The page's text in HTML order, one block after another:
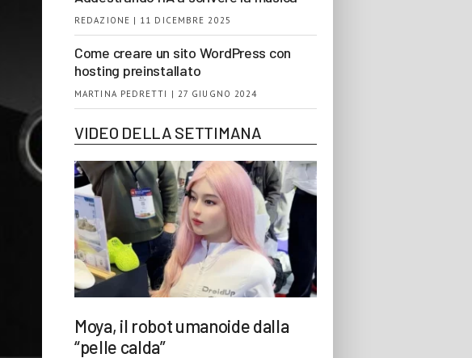
REDAZIONE | 11 DICEMBRE 2025
Come creare un sito WordPress con
hosting preinstallato
MARTINA PEDRETTI | 27 GIUGNO 2024
VIDEO DELLA SETTIMANA
Moya, il robot umanoide dalla
“pelle calda”